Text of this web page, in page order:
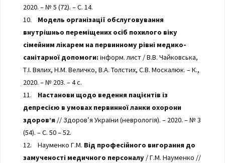
2020. – № 5 (72). – С. 14.
10. Модель організації обслуговування
внутрішньо переміщених осіб похилого віку
сімейним лікарем на первинному рівні медико-
санітарної допомоги:інформ. лист / В.В. Чайковська,
Т.І. Вялих, Н.М. Величко, В.А. Толстих, С.В. Москалюк. – К.,
2020. – № 203. – 4 с.
11.
Настанови щодо ведення пацієнтів із
депресією в умовах первинної ланки охорони
здоров’я // Здоров’я України (неврологія). – 2020. – № 3
(54). – С. 50 – 52.
12. Науменко Г.М. Від професійного вигорання до
замученості медичного персоналу/ Г.М. Науменко //